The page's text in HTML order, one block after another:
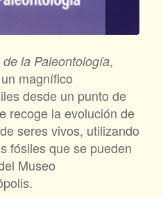
la Paleontología,
magnífico
desde un punto de
recoge la evolución de
seres vivos, utilizando
fósiles que se pueden
Museo